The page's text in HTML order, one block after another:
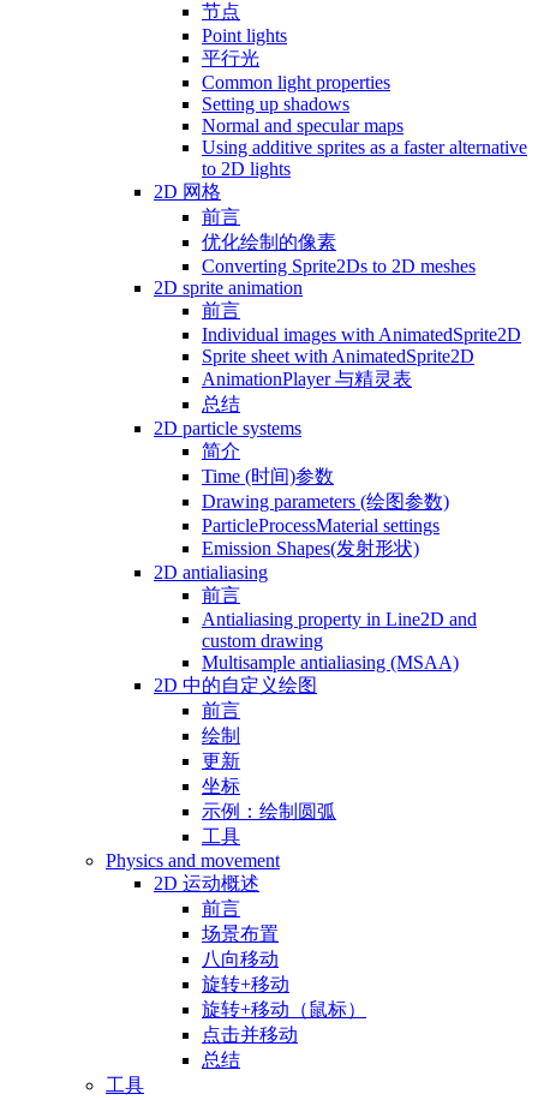
节点
Point lights
平行光
Common light properties
Setting up shadows
Normal and specular maps
Using additive sprites as a faster alternative
to 2D lights
2D 网格
前言
优化绘制的像素
Converting Sprite2Ds to 2D meshes
2D sprite animation
前言
Individual images with AnimatedSprite2D
Sprite sheet with AnimatedSprite2D
AnimationPlayer 与精灵表
总结
2D particle systems
简介
Time (时间)参数
Drawing parameters (绘图参数)
ParticleProcessMaterial settings
Emission Shapes(发射形状)
2D antialiasing
前言
Antialiasing property in Line2D and
custom drawing
Multisample antialiasing (MSAA)
2D 中的自定义绘图
前言
绘制
更新
坐标
示例：绘制圆弧
工具
Physics and movement
2D 运动概述
前言
场景布置
八向移动
旋转+移动
旋转+移动（鼠标）
点击并移动
总结
工具